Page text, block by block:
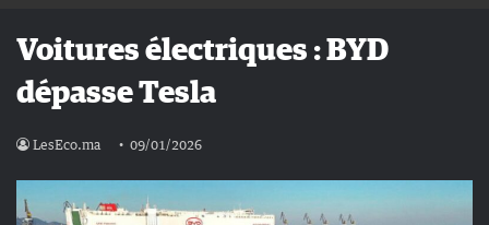
Voitures électriques : BYD
dépasse Tesla
LesEco.ma 09/01/2026